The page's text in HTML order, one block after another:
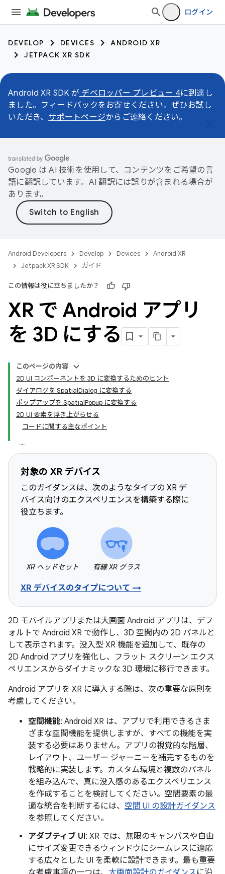
ログイン
DEVELOP DEVICES
ANDROID XR
JETPACK XR SDK
Android XR SDK が デベロッパー プレビュー 4に到達し
ました。フィードバックをお寄せください。ぜひお試し
いただき、 サポートページからご連絡ください。
Google は AI 技術を使用して、コンテンツをご希望の言
語に翻訳しています。AI 翻訳には誤りが含まれる場合が
あります。
Android Developers Develop Devices
Android XR
Jetpack XR SDK
ガイド
この情報は役に立ちましたか？
XR で Android アプリ
を 3D にする
このページの内容
2D UI コンポーネントを 3D に変換するためのヒント
ダイアログを SpatialDialog に変換する
ポップアップを SpatialPopup に変換する
2D UI 要素を浮き上がらせる
コードに関する主なポイント
対象の XR デバイス
このガイダンスは、次のようなタイプの XR デ
バイス向けのエクスペリエンスを構築する際に
役立ちます。
XR ヘッドセット 有線 XR グラス
XR デバイスのタイプについて →
2D モバイルアプリまたは大画面 Android アプリは、デフ
ォルトで Android XR で動作し、3D 空間内の 2D パネルと
して表示されます。没入型 XR 機能を追加して、既存の
2D Android アプリを強化し、フラット スクリーン エクス
ペリエンスからダイナミックな 3D 環境に移行できます。
Android アプリを XR に導入する際は、次の重要な原則を
考慮してください。
空間機能: Android XR は、アプリで利用できるさま
ざまな空間機能を提供しますが、すべての機能を実
装する必要はありません。アプリの視覚的な階層、
レイアウト、ユーザー ジャーニーを補完するものを
戦略的に実装します。カスタム環境と複数のパネル
を組み込んで、真に没入感のあるエクスペリエンス
を作成することを検討してください。空間要素の最
適な統合を判断するには、 空間 UI の設計ガイダンス
を参照してください。
アダプティブ UI: XR では、無限のキャンバスや自由
にサイズ変更できるウィンドウにシームレスに適応
する広々とした UI を柔軟に設計できます。最も重要